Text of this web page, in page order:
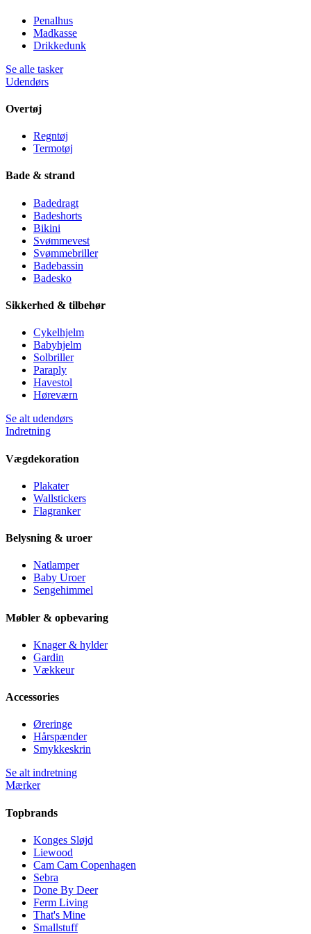
Penalhus
Madkasse
Drikkedunk
Se alle tasker
Udendørs
Overtøj
Regntøj
Termotøj
Bade & strand
Badedragt
Badeshorts
Bikini
Svømmevest
Svømmebriller
Badebassin
Badesko
Sikkerhed & tilbehør
Cykelhjelm
Babyhjelm
Solbriller
Paraply
Havestol
Høreværn
Se alt udendørs
Indretning
Vægdekoration
Plakater
Wallstickers
Flagranker
Belysning & uroer
Natlamper
Baby Uroer
Sengehimmel
Møbler & opbevaring
Knager & hylder
Gardin
Vækkeur
Accessories
Øreringe
Hårspænder
Smykkeskrin
Se alt indretning
Mærker
Topbrands
Konges Sløjd
Liewood
Cam Cam Copenhagen
Sebra
Done By Deer
Ferm Living
That's Mine
Smallstuff